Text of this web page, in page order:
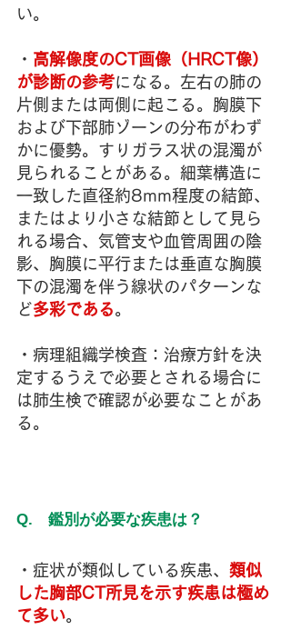
い。
・ 高解像度のCT画像（HRCT像）
が診断の参考になる。左右の肺の
片側または両側に起こる。胸膜下
および下部肺ゾーンの分布がわず
かに優勢。すりガラス状の混濁が
見られることがある。細葉構造に
一致した直径約8mm程度の結節、
またはより小さな結節として見ら
れる場合、気管支や血管周囲の陰
影、胸膜に平行または垂直な胸膜
下の混濁を伴う線状のパターンな
ど多彩である。
・病理組織学検査：治療方針を決
定するうえで必要とされる場合に
は肺生検で確認が必要なことがあ
る。
Q.　鑑別が必要な疾患は？
・症状が類似している疾患、 類似
した胸部CT所見を示す疾患は極め
て多い。